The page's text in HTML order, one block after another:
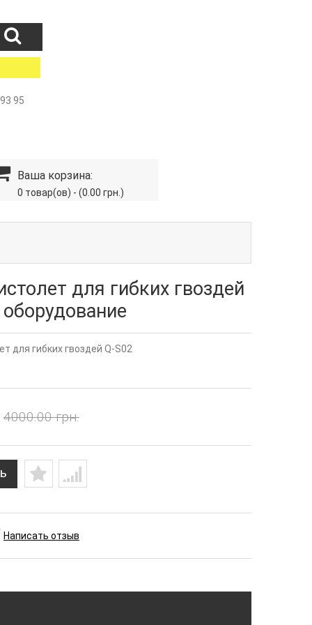
95
Ваша корзина:
0 товар(ов) - (0.00 грн.)
для гибких гвоздей
для гибких гвоздей Q-S02
4000.00 грн.
Написать отзыв